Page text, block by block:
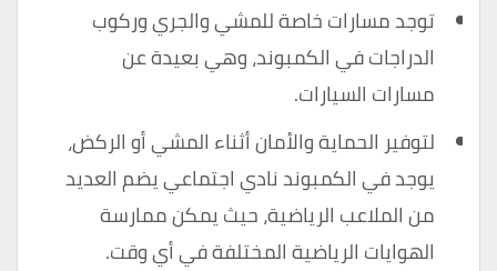
توجد مسارات خاصة للمشي والجري وركوب
الدراجات في الكمبوند، وهي بعيدة عن
مسارات السيارات.
لتوفير الحماية والأمان أثناء المشي أو الركض،
يوجد في الكمبوند نادي اجتماعي يضم العديد
من الملاعب الرياضية، حيث يمكن ممارسة
الهوايات الرياضية المختلفة في أي وقت.